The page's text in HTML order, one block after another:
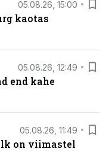
05.08.26, 15:00
kaotas
05.08.26, 12:49
end kahe
05.08.26, 11:49
on viimastel